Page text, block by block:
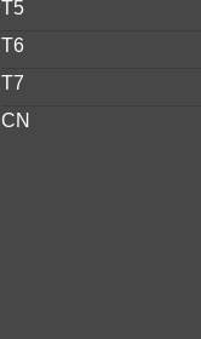
T5
T6
T7
CN